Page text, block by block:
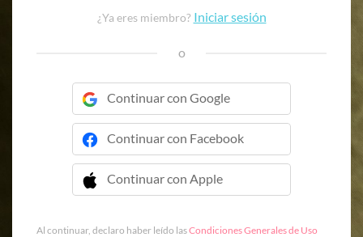
¿Ya eres miembro? Iniciar sesión
o
Continuar con Google
Continuar con Facebook
Continuar con Apple
 Continuar con Apple
Al continuar, declaro haber leído lasCondiciones Generales de Uso